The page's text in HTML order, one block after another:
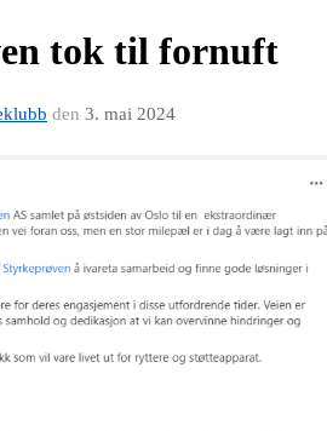
tok til fornuft
den 3. mai 2024